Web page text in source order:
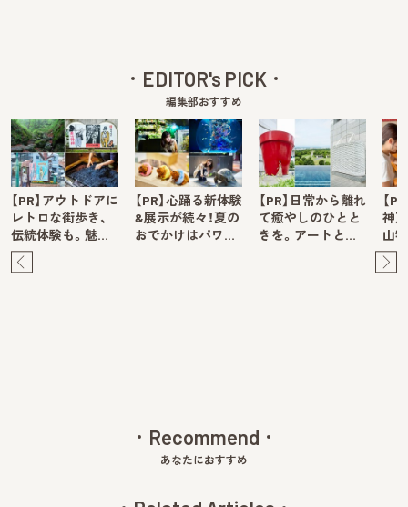
EDITOR's PICK
編集部おすすめ
【PR】アウトドアに
レトロな街歩き、
伝統体験も。魅…
【PR】心踊る新体験
&展示が続々！夏の
おでかけはパワ…
【PR】日常から離れ
て癒やしのひとと
きを。アートと…
【
神
山
Recommend
あなたにおすすめ